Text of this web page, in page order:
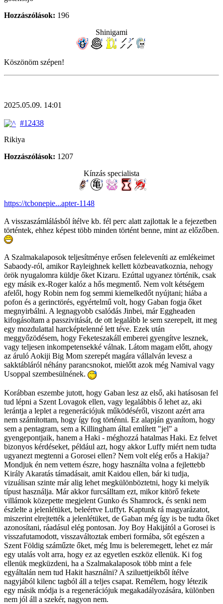
Hozzászólások: 196
Shinigami
Köszönöm szépen!
2025.05.09. 14:01
#12438
Rikiya
Hozzászólások: 1207
Kínzás specialista
https://tcbonepie...apter-1148
A visszaszámlálásból ítélve kb. fél perc alatt zajlottak le a fejezetben
történtek, ehhez képest több minden történt benne, mint az előzőben.
A Szalmakalaposok teljesítménye erősen feleleveníti az emlékeimet
Sabaody-ról, amikor Rayleighnek kellett közbeavatkoznia, nehogy
örök nyugalomra küldje őket Kizaru. Ezúttal ugyanez történik, csak
egy másik ex-Roger kalóz a hős megmentő. Nem volt kétségem
afelől, hogy Robin nem fog semmi kiemelkedőt nyújtani; hiába a
pofon és a gerinctörés, egyértelmű volt, hogy Gaban fogja őket
megnyirbálni. A legnagyobb csalódás Jinbei, már Eggheaden
kifogásoltam a passzivitását, de ott legalább le sem szerepelt, itt meg
egy mozdulattal harcképtelenné lett téve. Ezek után
meggyőzödésem, hogy Feketeszakáll emberei gyengítve lesznek,
vagy teljesen inkompetensekké válnak. Látom magam előtt, ahogy
az áruló Aokiji Big Mom szerepét magára vállalván levesz a
sakktábláról néhány parancsnokot, mielőtt azok még Namival vagy
Usoppal szembesülnének.
Korábban eszembe jutott, hogy Gaban lesz az első, aki hatásosan fel
tud lépni a Szent Lovagok ellen, vagy legalábbis ő lehet az, aki
lerántja a leplet a regenerációjuk működéséről, viszont azért arra
nem számítottam, hogy így fog történni. Ez alapján gyanítom, hogy
sem a pentagram, sem a Killingham által említett "jel" a
gyengepontjaik, hanem a Haki - méghozzá hatalmas Haki. Ez felvet
bizonyos kérdéseket, például azt, hogy akkor Luffy miért nem tudta
ugyanezt megtenni a Gorosei ellen? Nem volt elég erős a Hakija?
Mondjuk én nem vettem észre, hogy használta volna a fejlettebb
Király Akaratás támadásait, amit Kaidou ellen, bár ki tudja,
vizuálisan szinte már alig lehet megkülönböztetni, hogy ki melyik
típust használja. Már akkor furcsálltam ezt, mikor kitörő fekete
villámok közepette megjelent Gunko és Shamrock, és senki nem
észlelte a jelenlétüket, beleértve Luffyt. Kaptunk rá magyarázatot,
miszerint elrejtették a jelenlétüket, de Gaban még így is be tudta őket
azonosítani, ráadásul elég pontosan. Joy Boy Hakijától a Gorosei is
visszafutamodott, visszaváltoztak emberi formába, sőt egészen a
Szent Földig száműzte őket, még Imu is beleremegett, lehet ez már
egy utalás volt arra, hogy ez az egyetlen eszköz ellenük. Ki fog
ellenük megküzdeni, ha a Szalmakalaposok több mint a fele
egyáltalán nem tud Hakit használni? A sziluettjeikből ítélve
nagyjából kilenc tagból áll a teljes csapat. Remélem, hogy létezik
egy másik módja is a regenerációjuk megakadályozására, különben
nem jól áll a szekér, nagyon nem.